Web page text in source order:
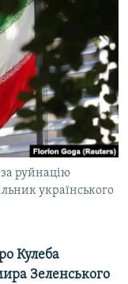
за руйнацію
українського
Кулеба
Зеленського